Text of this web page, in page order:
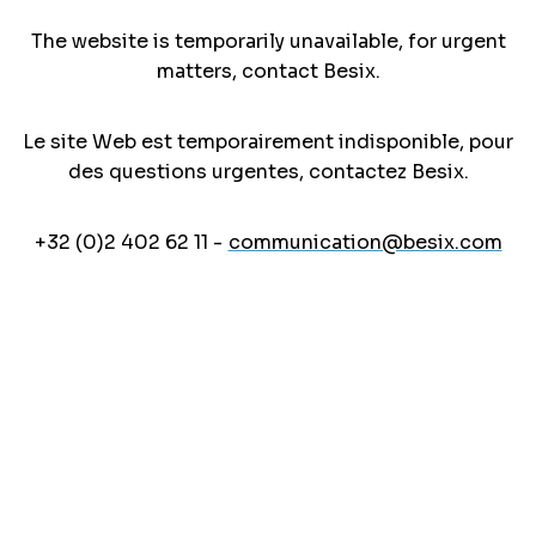
The website is temporarily unavailable, for urgent
matters, contact Besix.
Le site Web est temporairement indisponible, pour
des questions urgentes, contactez Besix.
+32 (0)2 402 62 11 - communication@besix.com